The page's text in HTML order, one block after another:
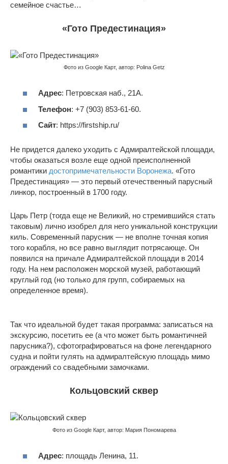
семейное счастье…
«Гото Предестинация»
Фото из Google Карт, автор: Polina Getz
Адрес: Петровская наб., 21А.
Телефон: +7 (903) 853-61-60.
Сайт: https://firstship.ru/
Не придется далеко уходить с Адмиралтейской площади,
чтобы оказаться возле еще одной преисполненной
романтики достопримечательности Воронежа. «Гото
Предестинация» — это первый отечественный парусный
линкор, построенный в 1700 году.
Царь Петр (тогда еще не Великий, но стремившийся стать
таковым) лично изобрел для него уникальной конструкции
киль. Современный парусник — не вполне точная копия
того корабля, но все равно выглядит потрясающе. Он
появился на причале Адмиралтейской площади в 2014
году. На нем расположен морской музей, работающий
круглый год (но только для групп, собираемых на
определенное время).
Так что идеальной будет такая программа: записаться на
экскурсию, посетить ее (а что может быть романтичней
парусника?), сфотографироваться на фоне легендарного
судна и пойти гулять на адмиралтейскую площадь мимо
ограждений со свадебными замочками.
Кольцовский сквер
Фото из Google Карт, автор: Мария Пономарева
Адрес: площадь Ленина, 11.